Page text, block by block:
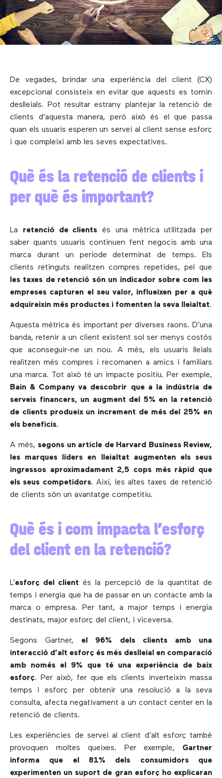
De vegades, brindar una experiència del client (CX)
excepcional consisteix en evitar que aquests es tornin
deslleials. Pot resultar estrany plantejar la retenció de
clients d’aquesta manera, però això és el que passa
quan els usuaris esperen un servei al client sense esforç
i que compleixi amb les seves expectatives.
Què és la retenció de clients i
per què és important?
La retenció de clients és una mètrica utilitzada per
saber quants usuaris continuen fent negocis amb una
marca durant un període determinat de temps. Els
clients retinguts realitzen compres repetides, pel que
les taxes de retenció són un indicador sobre com les
empreses capturen el seu valor, influeixen per a què
adquireixin més productes i fomenten la seva lleialtat.
Aquesta mètrica és important per diverses raons. D’una
banda, retenir a un client existent sol ser menys costós
que aconseguir-ne un nou. A més, els usuaris lleials
realitzen més compres i recomanen a amics i familiars
una marca. Tot això té un impacte positiu. Per exemple,
Bain & Company va descobrir que a la indústria de
serveis financers, un augment del 5% en la retenció
de clients produeix un increment de més del 25% en
els beneficis.
A més, segons un article de Harvard Business Review,
les marques líders en lleialtat augmenten els seus
ingressos aproximadament 2,5 cops més ràpid que
els seus competidors. Així, les altes taxes de retenció
de clients són un avantatge competitiu.
Què és i com impacta l’esforç
del client en la retenció?
L’esforç del client és la percepció de la quantitat de
temps i energia que ha de passar en un contacte amb la
marca o empresa. Per tant, a major temps i energia
destinats, major esforç del client, i viceversa.
Segons Gartner, el 96% dels clients amb una
interacció d’alt esforç és més deslleial en comparació
amb només el 9% que té una experiència de baix
esforç. Per això, fer que els clients inverteixin massa
temps i esforç per obtenir una resolució a la seva
consulta, afecta negativament a un contact center en la
retenció de clients.
Les experiències de servei al client d’alt esforç també
provoquen moltes queixes. Per exemple, Gartner
informa que el 81% dels consumidors que
experimenten un suport de gran esforç ho explicaran